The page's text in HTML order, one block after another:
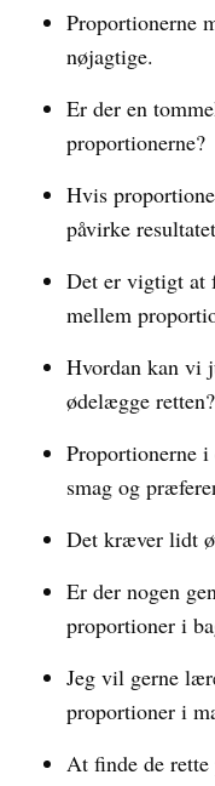
Proportionerne
nøjagtige.
Er der en
proportionerne?
Hvis
påvirke
Det er vigtigt at
mellem
Hvordan kan vi
ødelægge retten?
Proportionerne
smag og
Det kræver lidt
Er der nogen
proportioner i
Jeg vil gerne
proportioner i
At finde de